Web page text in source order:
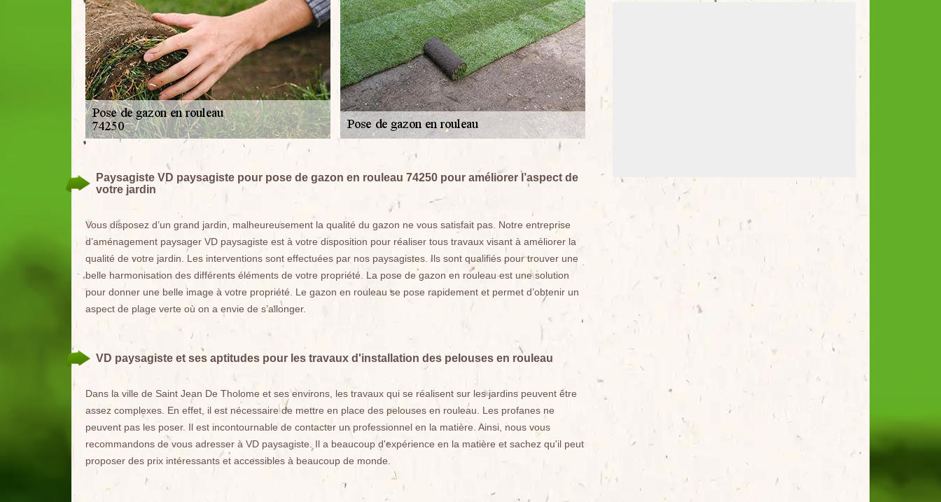
Paysagiste VD paysagiste pour pose de gazon en rouleau 74250 pour améliorer l’aspect de
votre jardin
Vous disposez d’un grand jardin, malheureusement la qualité du gazon ne vous satisfait pas. Notre entreprise
d’aménagement paysager VD paysagiste est à votre disposition pour réaliser tous travaux visant à améliorer la
qualité de votre jardin. Les interventions sont effectuées par nos paysagistes. Ils sont qualifiés pour trouver une
belle harmonisation des différents éléments de votre propriété. La pose de gazon en rouleau est une solution
pour donner une belle image à votre propriété. Le gazon en rouleau se pose rapidement et permet d’obtenir un
aspect de plage verte où on a envie de s’allonger.
VD paysagiste et ses aptitudes pour les travaux d'installation des pelouses en rouleau
Dans la ville de Saint Jean De Tholome et ses environs, les travaux qui se réalisent sur les jardins peuvent être
assez complexes. En effet, il est nécessaire de mettre en place des pelouses en rouleau. Les profanes ne
peuvent pas les poser. Il est incontournable de contacter un professionnel en la matière. Ainsi, nous vous
recommandons de vous adresser à VD paysagiste. Il a beaucoup d'expérience en la matière et sachez qu'il peut
proposer des prix intéressants et accessibles à beaucoup de monde.